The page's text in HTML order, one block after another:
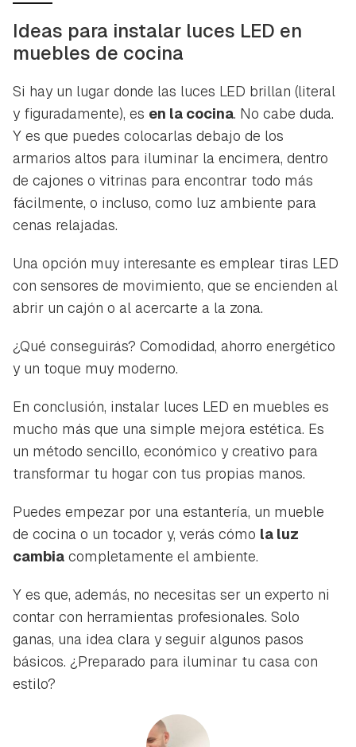
Ideas para instalar luces LED en
muebles de cocina
Si hay un lugar donde las luces LED brillan (literal
y figuradamente), es en la cocina. No cabe duda.
Y es que puedes colocarlas debajo de los
armarios altos para iluminar la encimera, dentro
de cajones o vitrinas para encontrar todo más
fácilmente, o incluso, como luz ambiente para
cenas relajadas.
Una opción muy interesante es emplear tiras LED
con sensores de movimiento, que se encienden al
abrir un cajón o al acercarte a la zona.
¿Qué conseguirás? Comodidad, ahorro energético
y un toque muy moderno.
En conclusión, instalar luces LED en muebles es
mucho más que una simple mejora estética. Es
un método sencillo, económico y creativo para
transformar tu hogar con tus propias manos.
Puedes empezar por una estantería, un mueble
de cocina o un tocador y, verás cómo la luz
cambia completamente el ambiente.
Y es que, además, no necesitas ser un experto ni
contar con herramientas profesionales. Solo
ganas, una idea clara y seguir algunos pasos
básicos. ¿Preparado para iluminar tu casa con
estilo?